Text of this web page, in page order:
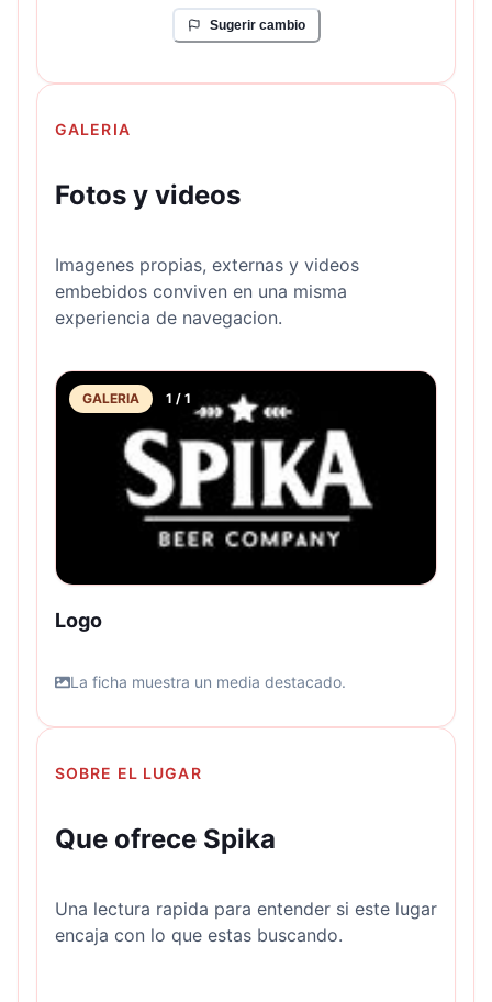
Sugerir cambio
GALERIA
Fotos y videos
Imagenes propias, externas y videos
embebidos conviven en una misma
experiencia de navegacion.
GALERIA 1 / 1
Logo
La ficha muestra un media destacado.
SOBRE EL LUGAR
Que ofrece Spika
Una lectura rapida para entender si este lugar
encaja con lo que estas buscando.